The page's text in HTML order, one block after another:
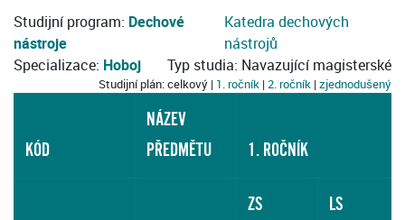
Studijní program: Dechové
nástroje
Katedra dechových
nástrojů
Specializace: Hoboj Typ studia: Navazující magisterské
Studijní plán: celkový | 1. ročník |2. ročník |zjednodušený
KÓD
NÁZEV
PŘEDMĚTU
1. ROČNÍK
ZS LS